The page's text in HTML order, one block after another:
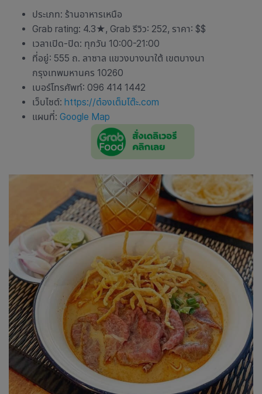
ประเภท: ร้านอาหารเหนือ
Grab rating: 4.3★, Grab รีวิว: 252, ราคา: $$
เวลาเปิด-ปิด: ทุกวัน 10:00-21:00
ที่อยู่: 555 ถ. ลาซาล แขวงบางนาใต้ เขตบางนา
กรุงเทพมหานคร 10260
เบอร์โทรศัพท์: 096 414 1442
เว็บไซต์: https://ต๋องเต็มโต๊ะ.com
แผนที่: Google Map